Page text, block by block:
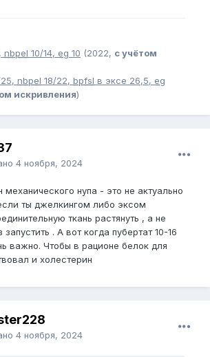
nbpel 10/14, eg 10 (2022, с учётом
nbpel 18/22, bpfsl в эксе 26,5, eg
искривления)
4 ноября, 2024
механического нупа - это не актуально
ты джелкингом либо эксом
ткань растянуть , а не
. А вот когда пубертат 10-16
важно. Чтобы в рационе белок для
и холестерин
4 ноября, 2024